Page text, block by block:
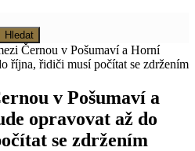
Černou v Pošumaví a Horní
října, řidiči musí počítat se zdržením
v Pošumaví a
opravovat až do
se zdržením